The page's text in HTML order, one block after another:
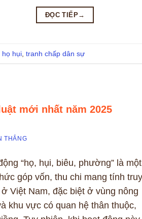
ĐỌC TIẾP→
họ hụi tranh chấp dân sự
mới nhất năm 2025
THẮNG
“họ, hụi, biêu, phường” là một
góp vốn, thu chi mang tính
Việt Nam, đặc biệt ở vùng nông
khu vực có quan hệ thân thuộc,